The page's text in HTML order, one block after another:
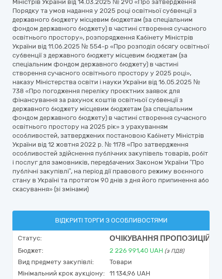
Міністрів України від 14.03.2025 № 290 «Про затвердження
Порядку та умов надання у 2025 році освітньої субвенції з
державного бюджету місцевим бюджетам (за спеціальним
фондом державного бюджету) в частині створення сучасного
освітнього простору», розпорядження Кабінету Міністрів
України від 11.06.2025 № 554-р «Про розподіл обсягу освітньої
субвенції з державного бюджету місцевим бюджетам (за
спеціальним фондом державного бюджету) в частині
створення сучасного освітнього простору у 2025 році»,
наказу Міністерства освіти і науки України від 16.05.2025 №
738 «Про погодження переліку проєктних заявок для
фінансування за рахунок коштів освітньої субвенції з
державного бюджету місцевим бюджетам (за спеціальним
фондом державного бюджету) в частині створення сучасного
освітнього простору на 2025 рік» з урахуванням
особливостей, затверджених постановою Кабінету Міністрів
України від 12 жовтня 2022 р. № 1178 «Про затвердження
особливостей здійснення публічних закупівель товарів, робіт
і послуг для замовників, передбачених Законом України “Про
публічні закупівлі”, на період дії правового режиму воєнного
стану в Україні та протягом 90 днів з дня його припинення або
скасування» (зі змінами)
ВІДКРИТІ ТОРГИ З ОСОБЛИВОСТЯМИ
Статус: ОЧІКУВАННЯ ПРОПОЗИЦІЙ
Бюджет: 2 226 991,40 UAH (з ПДВ)
Вид предмету закупівлі:
Товари
Мінімальний крок аукціону:
11 134,96 UAH